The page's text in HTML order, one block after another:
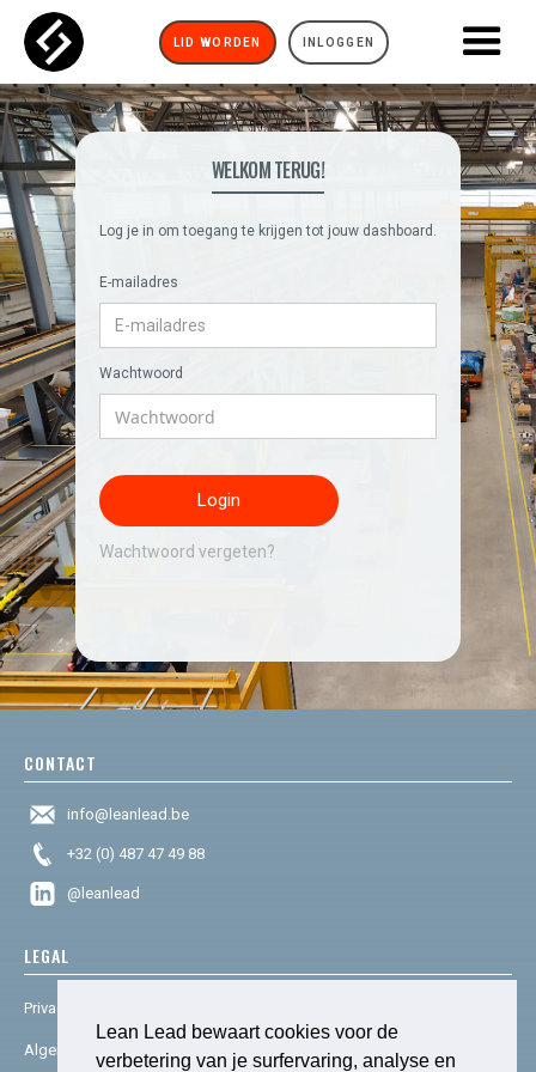
Lean Lead bewaart cookies voor de
verbetering van je surfervaring, analyse en
LID WORDEN INLOGGEN
WELKOM TERUG!
Log je in om toegang te krijgen tot jouw dashboard.
E-mailadres
Wachtwoord
Wachtwoord vergeten?
CONTACT
info@leanlead.be
+32 (0) 487 47 49 88
@leanlead
LEGAL
Privacy & cookies
Algemene voorwaarden